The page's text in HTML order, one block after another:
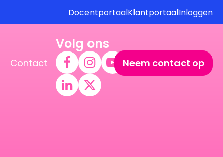
DocentportaalKlantportaalInloggen
Contact Neem contact op
Volg ons